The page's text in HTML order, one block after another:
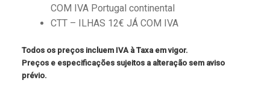
COM IVA Portugal continental
CTT – ILHAS 12€ JÁ COM IVA
Todos os preços incluem IVA à Taxa em vigor.
Preços e especificações sujeitos a alteração sem aviso
prévio.